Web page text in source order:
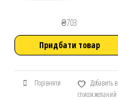
₴703
Придбати товар
Порівняти
Добавить в
список желаний